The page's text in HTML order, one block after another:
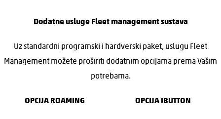
Dodatne usluge Fleet management sustava
Uz standardni programski i hardverski paket, uslugu Fleet
Management možete proširiti dodatnim opcijama prema Vašim
potrebama.
OPCIJA ROAMING OPCIJA IBUTTON